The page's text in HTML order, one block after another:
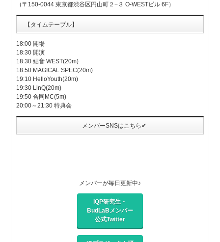
（〒150-0044 東京都渋谷区円山町２−３ O-WESTビル 6F）
【タイムテーブル】
18:00 開場
18:30 開演
18:30 結音 WEST(20m)
18:50 MAGICAL SPEC(20m)
19:10 HelloYouth(20m)
19:30 LinQ(20m)
19:50 合同MC(5m)
20:00～21:30 特典会
メンバーSNSはこちら✔
メンバーが毎日更新中♪
IQP研究生・
BudLaBメンバー
公式Twitter